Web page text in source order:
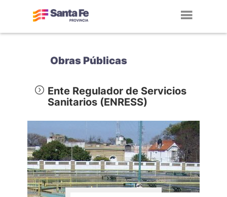
Obras Públicas
Ente Regulador de Servicios
Sanitarios (ENRESS)